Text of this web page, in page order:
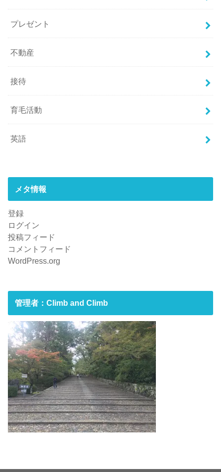
プレゼント
不動産
接待
育毛活動
英語
メタ情報
登録
ログイン
投稿フィード
コメントフィード
WordPress.org
管理者：Climb and Climb